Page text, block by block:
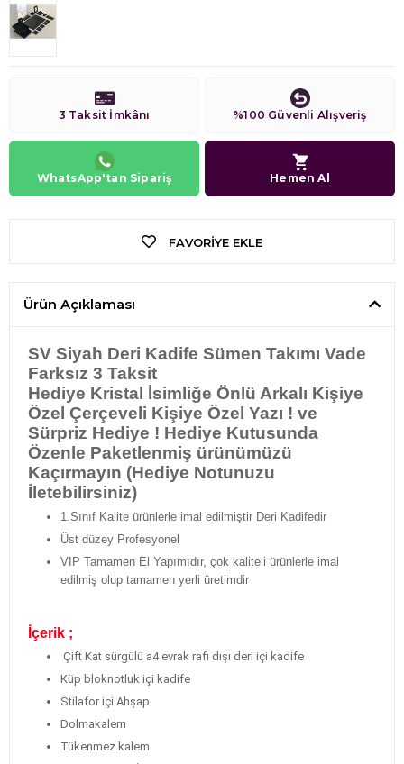
3 Taksit İmkânı %100 Güvenli Alışveriş
WhatsApp'tan Sipariş Hemen Al
FAVORIYE EKLE
Ürün Açıklaması
SV Siyah Deri Kadife Sümen Takımı Vade
Farksız 3 Taksit
Hediye Kristal İsimliğe Önlü Arkalı Kişiye
Özel Çerçeveli Kişiye Özel Yazı ! ve
Sürpriz Hediye ! Hediye Kutusunda
Özenle Paketlenmiş ürünümüzü
Kaçırmayın (Hediye Notunuzu
İletebilirsiniz)
1.Sınıf Kalite ürünlerle imal edilmiştir Deri Kadifedir
Üst düzey Profesyonel
VIP Tamamen El Yapımıdır, çok kaliteli ürünlerle imal
edilmiş olup tamamen yerli üretimdir
İçerik ;
Çift Kat sürgülü a4 evrak rafı dışı deri içi kadife
Küp bloknotluk içi kadife
Stilafor içi Ahşap
Dolmakalem
Tükenmez kalem